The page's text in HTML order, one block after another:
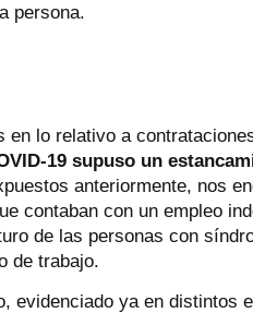
persona.
lo relativo a
19 supuso un
anteriormente, nos
contaban con un empleo
de las personas con
de trabajo.
evidenciado ya en distintos